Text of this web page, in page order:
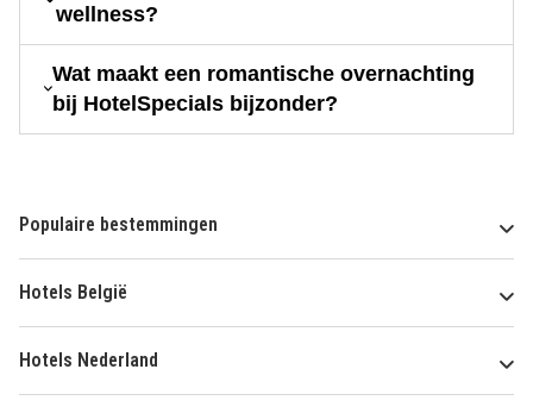
wellness?
Wat maakt een romantische overnachting
bij HotelSpecials bijzonder?
Populaire bestemmingen
Hotels België
Hotels Nederland